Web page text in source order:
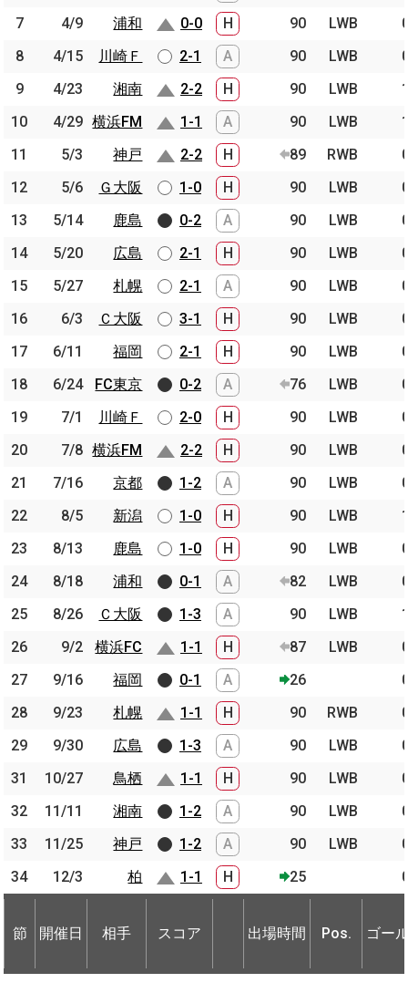
7
4/9 浦和 0-0 H 90 LWB
8
4/15 川崎Ｆ 2-1 A 90 LWB
9
4/23 湘南 2-2 H 90 LWB
10
4/29 横浜FM 1-1 A 90 LWB
11
5/3 神戸 2-2 H 89 RWB
12
5/6 Ｇ大阪 1-0 H 90 LWB
13
5/14 鹿島 0-2 A 90 LWB
14
5/20 広島 2-1 H 90 LWB
15
5/27 札幌 2-1 A 90 LWB
16
6/3 Ｃ大阪 3-1 H 90 LWB
17
6/11 福岡 2-1 H 90 LWB
18
6/24 FC東京 0-2 A 76 LWB
19
7/1 川崎Ｆ 2-0 H 90 LWB
20
7/8 横浜FM 2-2 H 90 LWB
21
7/16 京都 1-2 A 90 LWB
22
8/5 新潟 1-0 H 90 LWB
23
8/13 鹿島 1-0 H 90 LWB
24
8/18 浦和 0-1 A 82 LWB
25
8/26 Ｃ大阪 1-3 A 90 LWB
26
9/2 横浜FC 1-1 H 87 LWB
27
9/16 福岡 0-1 A 26
28
9/23 札幌 1-1 H 90 RWB
29
9/30 広島 1-3 A 90 LWB
31
10/27 鳥栖 1-1 H 90 LWB
32
11/11 湘南 1-2 A 90 LWB
33
11/25 神戸 1-2 A 90 LWB
34
12/3 柏 1-1 H 25
節 開催日 相手 スコア 出場時間 Pos. ゴー
7
4/9
浦和
8
4/15
川崎Ｆ
9
4/23
湘南
10
4/29 横浜FM
11
5/3
神戸
12
5/6
Ｇ大阪
13
5/14
鹿島
14
5/20
広島
15
5/27
札幌
16
6/3
Ｃ大阪
17
6/11
福岡
18
6/24
FC東京
19
7/1
川崎Ｆ
20
7/8 横浜FM
21
7/16
京都
22
8/5
新潟
23
8/13
鹿島
24
8/18
浦和
25
8/26
Ｃ大阪
26
9/2
横浜FC
27
9/16
福岡
28
9/23
札幌
29
9/30
広島
31
10/27
鳥栖
32
11/11
湘南
33
11/25
神戸
34
12/3 柏
節 開催日 相手